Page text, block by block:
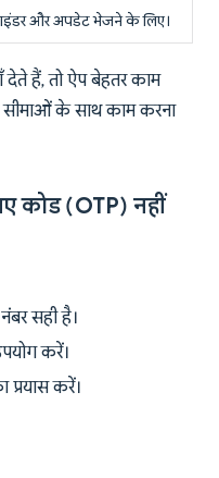
और अपडेट भेजने के लिए।
हैं, तो ऐप बेहतर काम
सीमाओं के साथ काम करना
कोड (OTP) नहीं
सही है।
करें।
करें।